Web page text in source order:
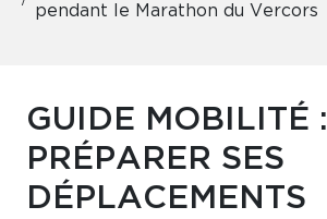
pendant le Marathon du Vercors
GUIDE MOBILITÉ :
PRÉPARER SES
DÉPLACEMENTS